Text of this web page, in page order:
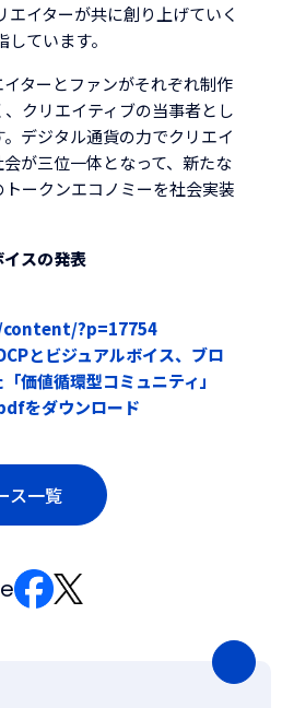
エイターが共に創り上げていく
ています。
ターとファンがそれぞれ制作
クリエイティブの当事者とし
デジタル通貨の力でクリエイ
が三位一体となって、新たな
ークンエコノミーを社会実装
スの発表
?p=17754
とビジュアルボイス、ブロ
価値循環型コミュニティ」
をダウンロード
ス一覧